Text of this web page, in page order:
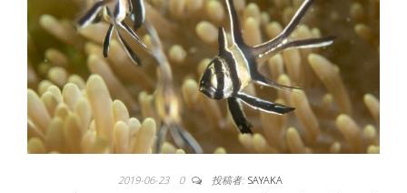
2019-06-23 0 投稿者: SAYAKA